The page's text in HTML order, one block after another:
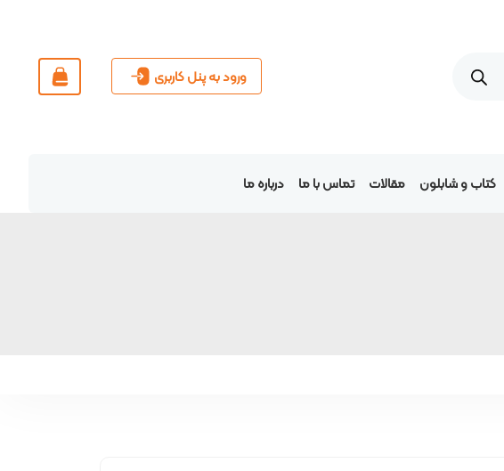
ورود به پنل کاربری
کتاب و شابلون مقالات تماس با ما درباره ما